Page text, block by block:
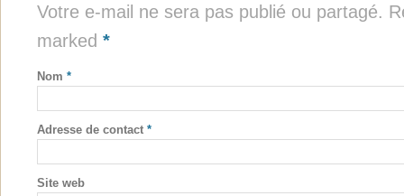
Votre e-mail ne sera pas publié ou partagé.
marked *
Nom *
Adresse de contact *
Site web